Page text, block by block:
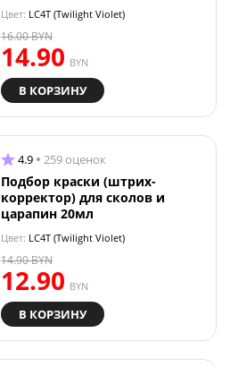
Цвет: LC4T (Twilight Violet)
14.90 BYN
16.00BYN
В КОРЗИНУ
4.9 259 оценок
Подбор краски (штрих-
корректор) для сколов и
царапин 20мл
Цвет: LC4T (Twilight Violet)
12.90 BYN
14.90BYN
В КОРЗИНУ